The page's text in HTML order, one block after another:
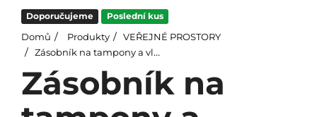
Doporučujeme Poslední kus
Domů Produkty
VEŘEJNÉ PROSTORY
Zásobník na tampony a vložky, nerez, bílá
Zásobník na